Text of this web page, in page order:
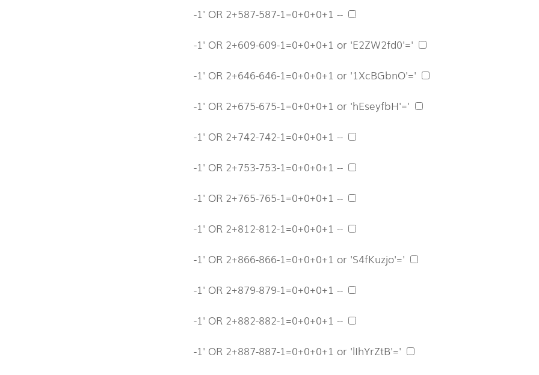
-1' OR 2+587-587-1=0+0+0+1 --
-1' OR 2+609-609-1=0+0+0+1 or 'E2ZW2fd0'='
-1' OR 2+646-646-1=0+0+0+1 or '1XcBGbnO'='
-1' OR 2+675-675-1=0+0+0+1 or 'hEseyfbH'='
-1' OR 2+742-742-1=0+0+0+1 --
-1' OR 2+753-753-1=0+0+0+1 --
-1' OR 2+765-765-1=0+0+0+1 --
-1' OR 2+812-812-1=0+0+0+1 --
-1' OR 2+866-866-1=0+0+0+1 or 'S4fKuzjo'='
-1' OR 2+879-879-1=0+0+0+1 --
-1' OR 2+882-882-1=0+0+0+1 --
-1' OR 2+887-887-1=0+0+0+1 or 'lIhYrZtB'='